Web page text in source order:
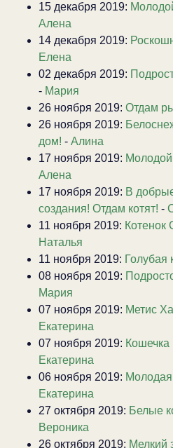
15 декабря 2019:
Алена
14 декабря 2019:
Елена
02 декабря 2019:
- Мария
26 ноября 2019: Отдам
26 ноября 2019:
дом! - Алина
17 ноября 2019:
Алена
17 ноября 2019: В
создания! Отдам котят! -
11 ноября 2019: Котенок
Наталья
11 ноября 2019: Голубая
08 ноября 2019:
Мария
07 ноября 2019: Метис
Екатерина
07 ноября 2019:
Екатерина
06 ноября 2019:
Екатерина
27 октября 2019: Белые
Вероника
26 октября 2019: Мелкий